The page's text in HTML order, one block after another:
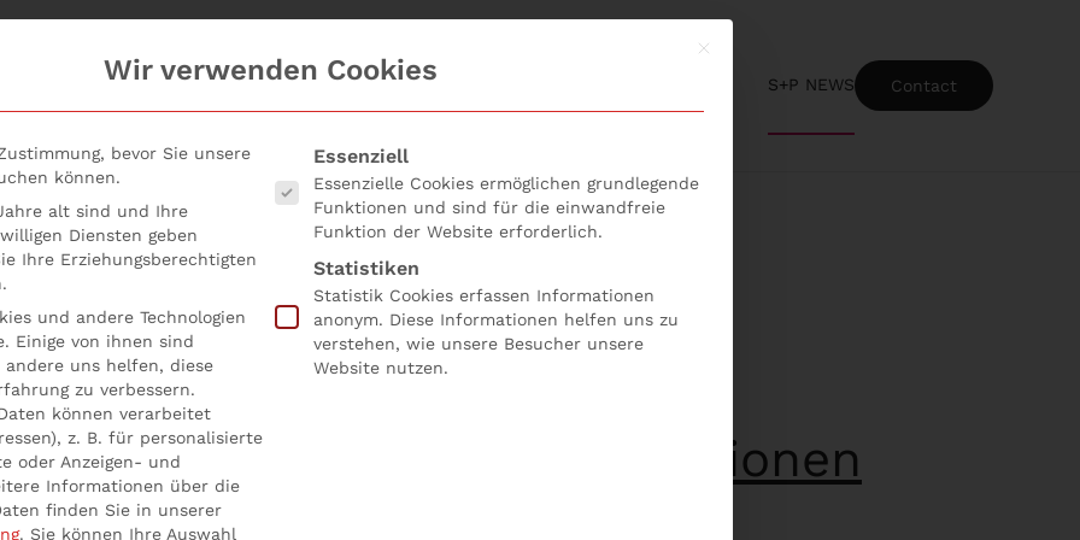
S+P NEWS Contact
zu Embargos und Sanktionen
zu Embargos und Sanktionen
in 13 Monitoring-Pflichten zu Embargos und Sanktionen
Mit diesem Button wird der Dialog
Wir verwenden Cookies
bevor Sie unsere
können.
alt sind und Ihre
Diensten geben
Ihre Erziehungsberechtigten
und andere Technologien
Einige von ihnen sind
uns helfen, diese
zu verbessern.
können verarbeitet
z. B. für personalisierte
oder Anzeigen- und
Informationen über die
finden Sie in unserer
. Sie können Ihre Auswahl
Es folgt eine Liste der Service-Gruppen, für die eine Einwilligung erteilt werden
Essenziell
Essenzielle Cookies ermöglichen grundlegende
Funktionen und sind für die einwandfreie
Funktion der Website erforderlich.
Statistiken
Statistik Cookies erfassen Informationen
anonym. Diese Informationen helfen uns zu
verstehen, wie unsere Besucher unsere
Website nutzen.